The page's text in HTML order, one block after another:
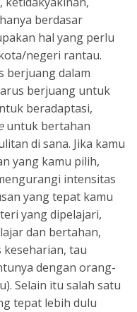
berdasar
hal yang perlu
negeri rantau.
berjuang dalam
berjuang untuk
beradaptasi,
untuk bertahan
di sana. Jika kamu
yang kamu pilih,
intensitas
yang tepat kamu
yang dipelajari,
dan bertahan,
tau
dengan orang-
Selain itu salah satu
tepat lebih dulu